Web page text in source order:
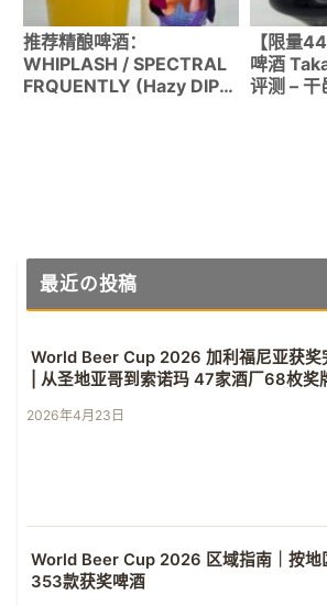
推荐精酿啤酒：
WHIPLASH / SPECTRAL
FRQUENTLY (Hazy DIPA
【限量
啤酒
评测 – 干
最近の投稿
World Beer Cup 2026 加利福尼亚获奖
| 从圣地亚哥到索诺玛 47家酒厂68枚奖
2026年4月23日
World Beer Cup 2026 区域指南｜按地
353款获奖啤酒